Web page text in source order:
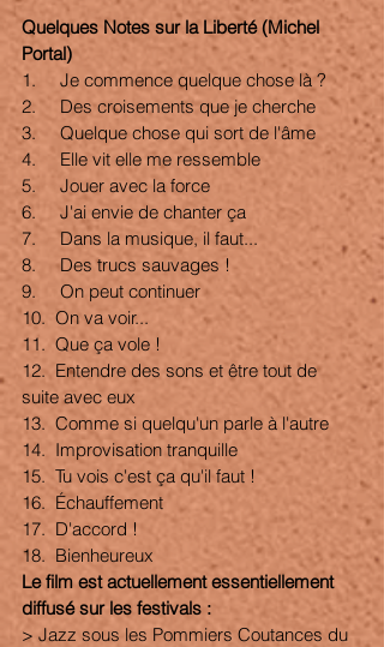
Quelques Notes sur la Liberté (Michel
Portal)
1.     Je commence quelque chose là ?
2.     Des croisements que je cherche
3.     Quelque chose qui sort de l'âme
4.     Elle vit elle me ressemble
5.     Jouer avec la force
6.     J'ai envie de chanter ça
7.     Dans la musique, il faut...
8.     Des trucs sauvages !
9.     On peut continuer
10.  On va voir...
11.  Que ça vole !
12.  Entendre des sons et être tout de
suite avec eux
13.  Comme si quelqu'un parle à l'autre
14.  Improvisation tranquille
15.  Tu vois c'est ça qu'il faut !
16.  Échauffement
17.  D'accord !
18.  Bienheureux
Le film est actuellement essentiellement
diffusé sur les festivals :
> Jazz sous les Pommiers Coutances du